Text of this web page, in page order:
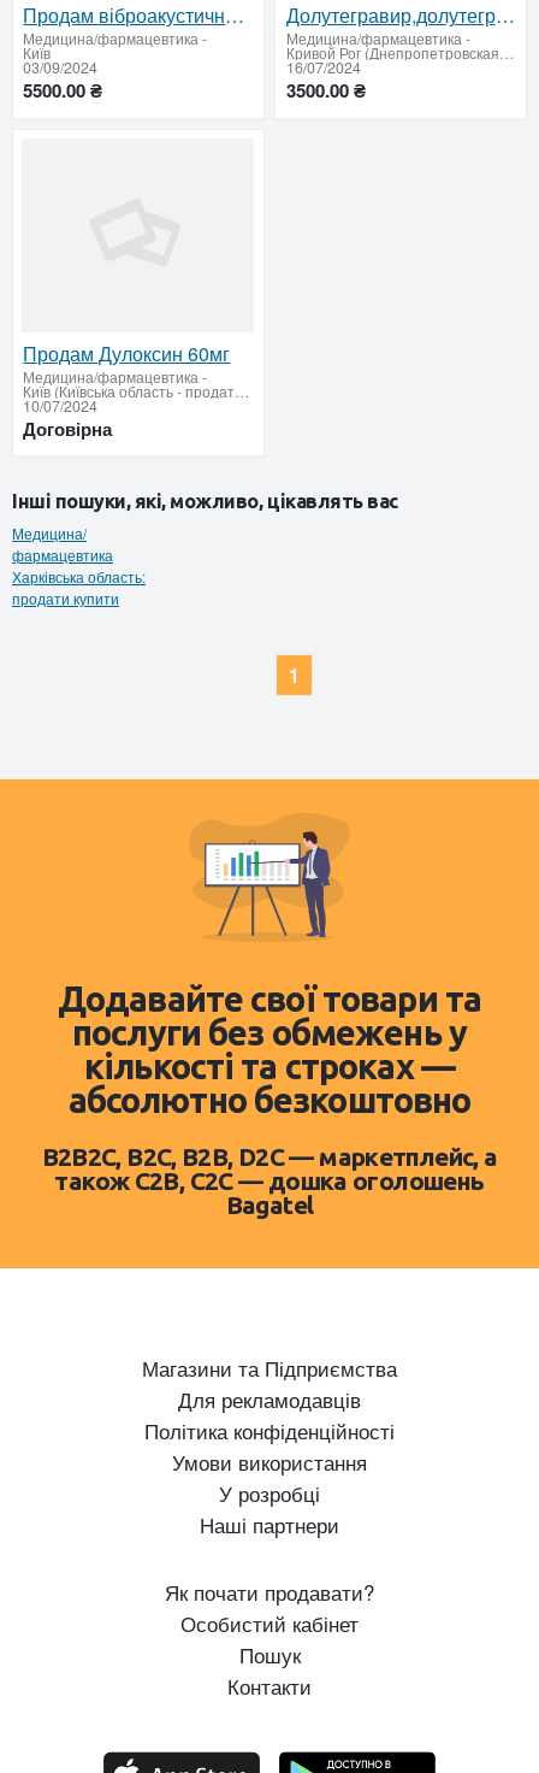
Продам віброакустичний аппарат Вітафон -Т
Медицина/фармацевтика-
Київ
03/09/2024
5500.00 ₴
Долутегравир,долутегравір,акриптега, dolytegravir
Медицина/фармацевтика-
Кривой Рог (Днепропетровская область)
16/07/2024
3500.00 ₴
Продам Дулоксин 60мг
Медицина/фармацевтика -
Київ (Київська область - продати купити)
10/07/2024
Договірна
Інші пошуки, які, можливо, цікавлять вас
Медицина/
фармацевтика
Харківська область:
продати купити
1
Додавайте свої товари та
послуги без обмежень у
кількості та строках —
абсолютно безкоштовно
B2B2C, B2C, B2B, D2C — маркетплейс, а
також C2B, C2C — дошка оголошень
Bagatel
Магазини та Підприємства
Для рекламодавців
Політика конфіденційності
Умови використання
У розробці
Наші партнери
Як почати продавати?
Особистий кабінет
Пошук
Контакти